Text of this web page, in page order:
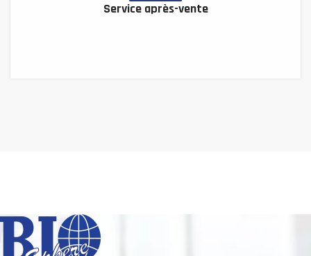
Service après-vente